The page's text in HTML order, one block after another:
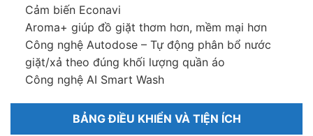
Tiện ích
Tự động vệ sinh lồng giặt: Máy sẽ tự động cuốn trôi mọi cặn
bẩn còn bám lại trên bề mặt lồng giặt mà không cần người
dùng phải hỗ trợ.
sấy gió 90 phút, quần áo không chỉ được giặt sạch mà còn
Cảm biến Econavi
Aroma+ giúp đồ giặt thơm hơn, mềm mại hơn
Công nghệ Autodose – Tự động phân bổ nước
giặt/xả theo đúng khối lượng quần áo
Công nghệ AI Smart Wash
BẢNG ĐIỀU KHIỂN VÀ TIỆN ÍCH